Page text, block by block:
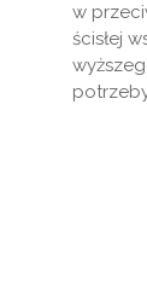
w
ścisłej